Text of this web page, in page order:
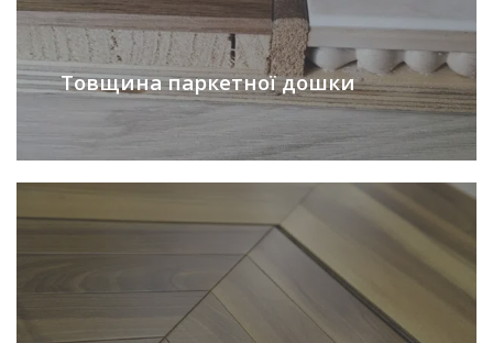
Товщина паркетної дошки